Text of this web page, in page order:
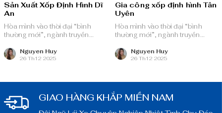
Sản Xuất Xốp Định Hình Dĩ
An
Hòa mình vào thời đại “bình
thường mới”, ngành truyền
nguồn lực dồi dào và chiến lược
bài bản, sẵn sàng ghi danh trên
Nguyen Huy
26 Th12 2025
Gia công xốp định hình Tân
Uyên
Hòa mình vào thời đại “bình
thường mới”, ngành truyền
nguồn lực dồi dào và chiến lược
bài bản, sẵn sàng ghi danh trên
Nguyen Huy
26 Th12 2025
GIAO HÀNG KHẮP MIỀN NAM